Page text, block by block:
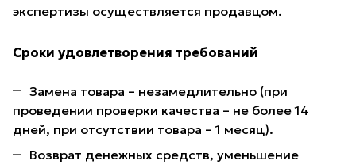
Консультант AMOTO
Здравствуйте! Готов
экспертизы осуществляется продавцом.
Сроки удовлетворения требований
Замена товара – незамедлительно (при
проведении проверки качества – не более 14
дней, при отсутствии товара – 1 месяц).
Возврат денежных средств, уменьшение